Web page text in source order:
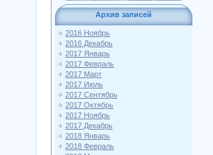
Архив записей
2016 Ноябрь
2016 Декабрь
2017 Январь
2017 Февраль
2017 Март
2017 Июль
2017 Сентябрь
2017 Октябрь
2017 Ноябрь
2017 Декабрь
2018 Январь
2018 Февраль